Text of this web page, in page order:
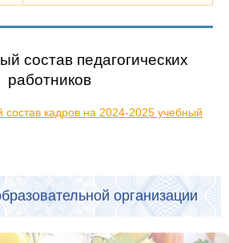
состав педагогических
работников
состав кадров на 2024-2025 учебный
организации